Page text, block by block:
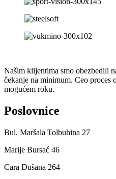
Našim klijentima smo obezbedili
čekanje na minimum. Ceo proces
mogućem roku.
Poslovnice
Bul. Maršala Tolbuhina 27
Marije Bursać 46
Cara Dušana 264